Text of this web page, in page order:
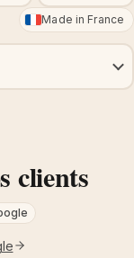
Made in France
clients